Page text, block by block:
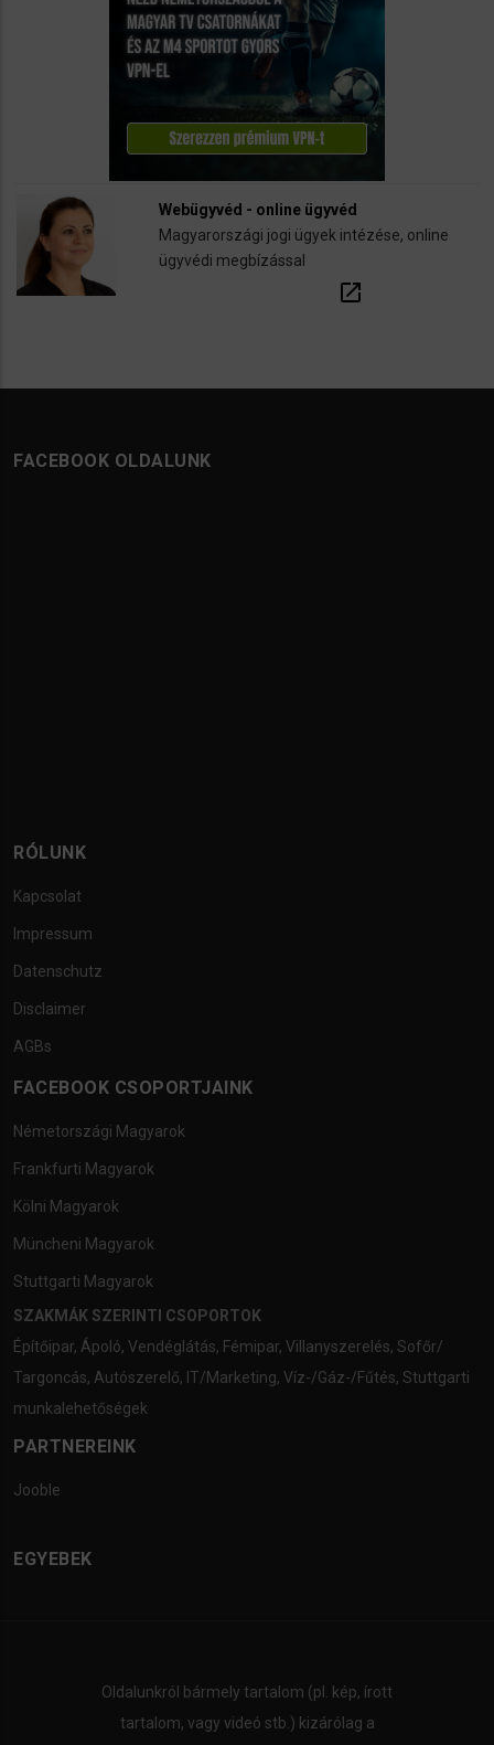
Webügyvéd - online ügyvéd
Magyarországi jogi ügyek intézése, online
ügyvédi megbízással
open_in_new
FACEBOOK OLDALUNK
RÓLUNK
Kapcsolat
Impressum
Datenschutz
Disclaimer
AGBs
FACEBOOK CSOPORTJAINK
Németországi Magyarok
Frankfurti Magyarok
Kölni Magyarok
Müncheni Magyarok
Stuttgarti Magyarok
SZAKMÁK SZERINTI CSOPORTOK
Építőipar, Ápoló, Vendéglátás, Fémipar, Villanyszerelés, Sofőr/
Targoncás, Autószerelő, IT/Marketing, Víz-/Gáz-/Fűtés, Stuttgarti
munkalehetőségek
PARTNEREINK
Jooble
EGYEBEK
Oldalunkról bármely tartalom (pl. kép, írott
tartalom, vagy videó stb.) kizárólag a